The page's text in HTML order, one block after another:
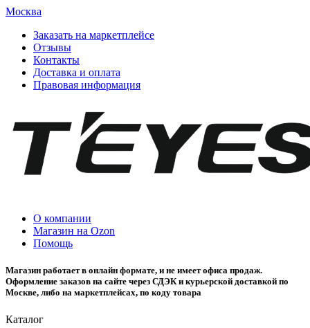
Москва
Заказать на маркетплейсе
Отзывы
Контакты
Доставка и оплата
Правовая информация
О компании
Магазин на Ozon
Помощь
Магазин работает в онлайн формате, и не имеет офиса продаж.
Оформление заказов на сайте через СДЭК и курьерской доставкой по
Москве, либо на маркетплейсах, по коду товара
Каталог